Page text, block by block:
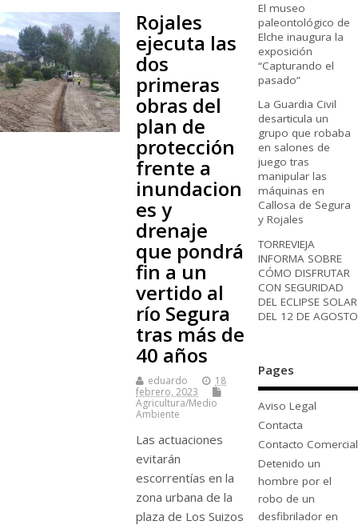
Rojales
ejecuta las
dos
primeras
obras del
plan de
protección
frente a
inundacion
es y
drenaje
que pondrá
fin a un
vertido al
río Segura
tras más de
40 años
eduardo
18
febrero, 2023
Agricultura/Medio
Ambiente
Las actuaciones
evitarán
escorrentías en la
zona urbana de la
plaza de Los Suizos
El museo
paleontológico de
Elche inaugura la
exposición
“Capturando el
pasado”
La Guardia Civil
desarticula un
grupo que robaba
en salones de
juego tras
manipular las
máquinas en
Callosa de Segura
y Rojales
TORREVIEJA
INFORMA SOBRE
CÓMO DISFRUTAR
CON SEGURIDAD
DEL ECLIPSE SOLAR
DEL 12 DE AGOSTO
Pages
Aviso Legal
Contacta
Contacto Comercial
Detenido un
hombre por el
robo de un
desfibrilador en